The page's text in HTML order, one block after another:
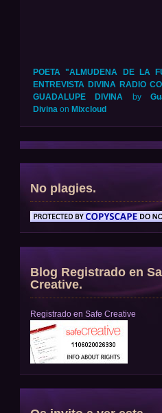
POETA "ALMUDENA DE LA
ENTREVISTA DIVINA RADIO
GUADALUPE DIVINA by
Divina on Mixcloud
No plagies.
Blog Registrado en
Creative.
Registrado en Safe Creative